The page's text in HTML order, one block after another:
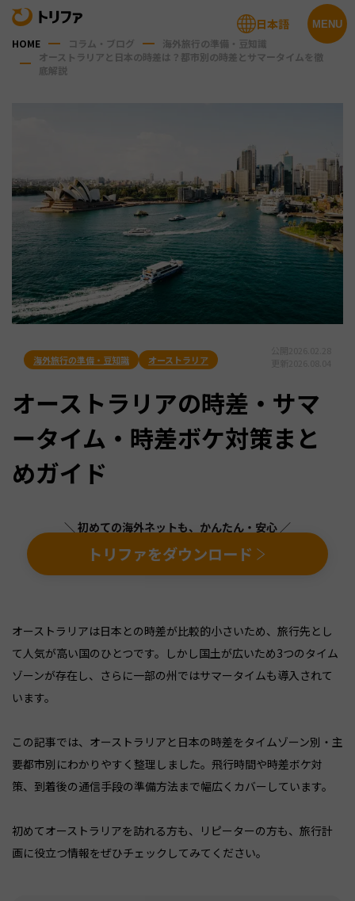
MENU
日本語
HOME コラム・ブログ
海外旅行の準備・豆知識
オーストラリアと日本の時差は？都市別の時差とサマータイムを徹
底解説
海外旅行の準備・豆知識 オーストラリア
オーストラリアの時差・サマ
ータイム・時差ボケ対策まと
めガイド
＼ 初めての海外ネットも、かんたん・安心 ／
トリファをダウンロード
オーストラリアは日本との時差が比較的小さいため、旅行先とし
て人気が高い国のひとつです。しかし国土が広いため3つのタイム
ゾーンが存在し、さらに一部の州ではサマータイムも導入されて
います。
この記事では、オーストラリアと日本の時差をタイムゾーン別・主
要都市別にわかりやすく整理しました。飛行時間や時差ボケ対
策、到着後の通信手段の準備方法まで幅広くカバーしています。
初めてオーストラリアを訪れる方も、リピーターの方も、旅行計
画に役立つ情報をぜひチェックしてみてください。